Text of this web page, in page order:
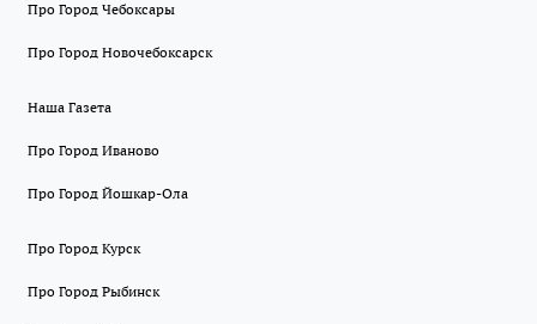
Про Город Чебоксары
Про Город Новочебоксарск
Наша Газета
Про Город Иваново
Про Город Йошкар-Ола
Про Город Курск
Про Город Рыбинск